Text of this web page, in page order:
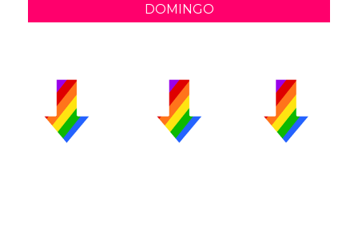
DOMINGO